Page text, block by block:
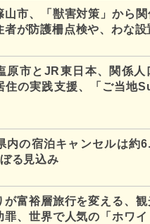
山市、「獣害対策」から関
者が防護柵点検や、わな設
原市とJR東日本、関係人
住の実践支援、「ご当地
内の宿泊キャンセルは約
る見込み
が富裕層旅行を変える、
罪、世界で人気の「ホワイ